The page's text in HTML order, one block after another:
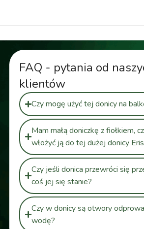
FAQ - pytania od
klientów
Czy mogę użyć tej donicy na
Mam małą doniczkę z fiołkiem,
włożyć ją do tej dużej donicy
Czy jeśli donica przewróci się
coś jej się stanie?
Czy w donicy są otwory
wodę?